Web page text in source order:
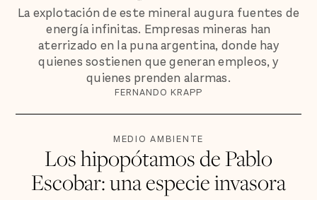
La explotación de este mineral augura fuentes de
energía infinitas. Empresas mineras han
aterrizado en la puna argentina, donde hay
quienes sostienen que generan empleos, y
quienes prenden alarmas.
FERNANDO KRAPP
MEDIO AMBIENTE
Los hipopótamos de Pablo
Escobar: una especie invasora